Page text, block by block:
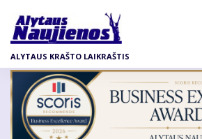
pagrindinį
turinį
ALYTAUS KRAŠTO LAIKRAŠTIS